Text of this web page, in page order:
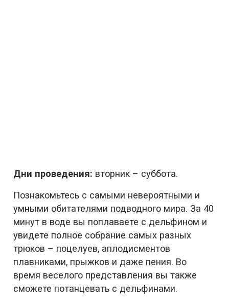
Дни проведения: вторник – суббота.
Познакомьтесь с самыми невероятными и
умными обитателями подводного мира. За 40
минут в воде вы поплаваете с дельфином и
увидете полное собрание самых разных
трюков – поцелуев, аплодисментов
плавниками, прыжков и даже пения. Во
время веселого представления вы также
сможете потанцевать с дельфинами.